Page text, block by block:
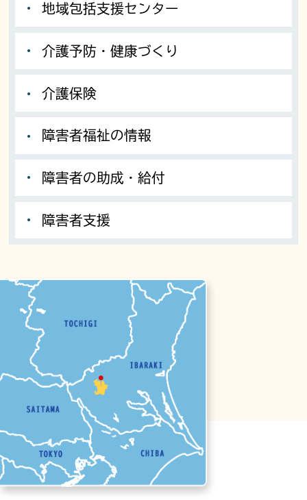
地域包括支援センター
介護予防・健康づくり
介護保険
障害者福祉の情報
障害者の助成・給付
障害者支援